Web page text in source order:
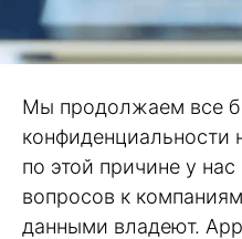
Мы продолжаем все
по этой причине у
вопросов к
данными владеют.